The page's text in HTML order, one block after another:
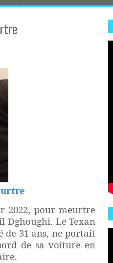
2022, pour meurtre
Dghoughi. Le Texan
de 31 ans, ne portait
de sa voiture en